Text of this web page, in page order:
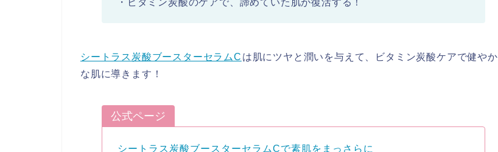
・ビタミン炭酸のケアで、諦めていた肌が復活する！
シートラス炭酸ブースターセラムC は肌にツヤと潤いを与えて、ビタミン炭酸ケアで健やか
な肌に導きます！
公式ページ
シートラス炭酸ブースターセラムCで素肌をまっさらに